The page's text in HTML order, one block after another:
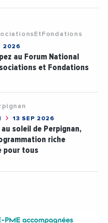
2026
au Forum National
et Fondations
13 SEP 2026
soleil de Perpignan,
riche
pour tous